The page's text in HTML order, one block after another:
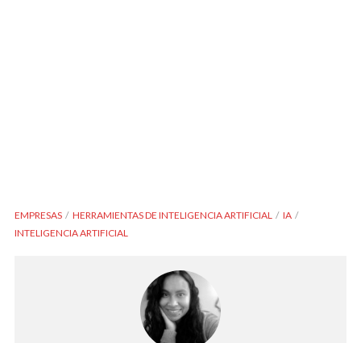
EMPRESAS HERRAMIENTAS DE INTELIGENCIA ARTIFICIAL
IA
INTELIGENCIA ARTIFICIAL